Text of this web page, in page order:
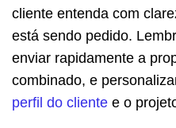
cliente entenda com
está sendo pedido.
enviar rapidamente a
combinado, e
perfil do cliente e o